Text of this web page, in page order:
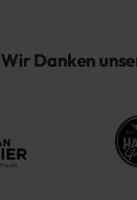
Wir Danken